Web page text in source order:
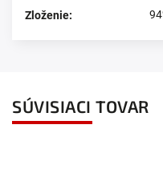
Zloženie:
SÚVISIACI TOVAR